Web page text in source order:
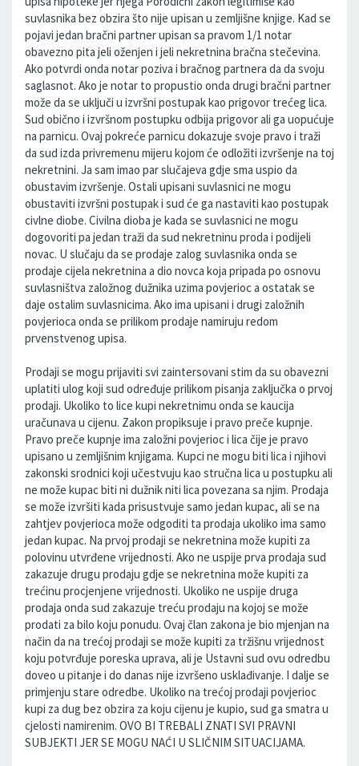
suvlasnika bez obzira što nije upisan u zemljišne knjige. Kad se
pojavi jedan bračni partner upisan sa pravom 1/1 notar
obavezno pita jeli oženjen i jeli nekretnina bračna stečevina.
Ako potvrdi onda notar poziva i bračnog partnera da da svoju
saglasnot. Ako je notar to propustio onda drugi bračni partner
može da se uključi u izvršni postupak kao prigovor trećeg lica.
Sud obično i izvršnom postupku odbija prigovor ali ga uopućuje
na parnicu. Ovaj pokreće parnicu dokazuje svoje pravo i traži
da sud izda privremenu mijeru kojom će odložiti izvršenje na toj
nekretnini. Ja sam imao par slučajeva gdje sma uspio da
obustavim izvršenje. Ostali upisani suvlasnici ne mogu
obustaviti izvršni postupak i sud će ga nastaviti kao postupak
civlne diobe. Civilna dioba je kada se suvlasnici ne mogu
dogovoriti pa jedan traži da sud nekretninu proda i podijeli
novac. U slučaju da se prodaje zalog suvlasnika onda se
prodaje cijela nekretnina a dio novca koja pripada po osnovu
suvlasništva založnog dužnika uzima povjerioc a ostatak se
daje ostalim suvlasnicima. Ako ima upisani i drugi založnih
povjerioca onda se prilikom prodaje namiruju redom
prvenstvenog upisa.
Prodaji se mogu prijaviti svi zaintersovani stim da su obavezni
uplatiti ulog koji sud određuje prilikom pisanja zaključka o prvoj
prodaji. Ukoliko to lice kupi nekretnimu onda se kaucija
uračunava u cijenu. Zakon propiksuje i pravo preče kupnje.
Pravo preče kupnje ima založni povjerioc i lica čije je pravo
upisano u zemljišnim knjigama. Kupci ne mogu biti lica i njihovi
zakonski srodnici koji učestvuju kao stručna lica u postupku ali
ne može kupac biti ni dužnik niti lica povezana sa njim. Prodaja
se može izvršiti kada prisustvuje samo jedan kupac, ali se na
zahtjev povjerioca može odgoditi ta prodaja ukoliko ima samo
jedan kupac. Na prvoj prodaji se nekretnina može kupiti za
polovinu utvrđene vrijednosti. Ako ne uspije prva prodaja sud
zakazuje drugu prodaju gdje se nekretnina može kupiti za
trećinu procjenjene vrijednosti. Ukoliko ne uspije druga
prodaja onda sud zakazuje treću prodaju na kojoj se može
prodati za bilo koju ponudu. Ovaj član zakona je bio mjenjan na
način da na trećoj prodaji se može kupiti za tržišnu vrijednost
koju potvrđuje poreska uprava, ali je Ustavni sud ovu odredbu
doveo u pitanje i do danas nije izvršeno usklađivanje. I dalje se
primjenju stare odredbe. Ukoliko na trećoj prodaji povjerioc
kupi za dug bez obzira za koju cijenu je kupio, sud ga smatra u
cjelosti namirenim. OVO BI TREBALI ZNATI SVI PRAVNI
SUBJEKTI JER SE MOGU NAĆI U SLIČNIM SITUACIJAMA.